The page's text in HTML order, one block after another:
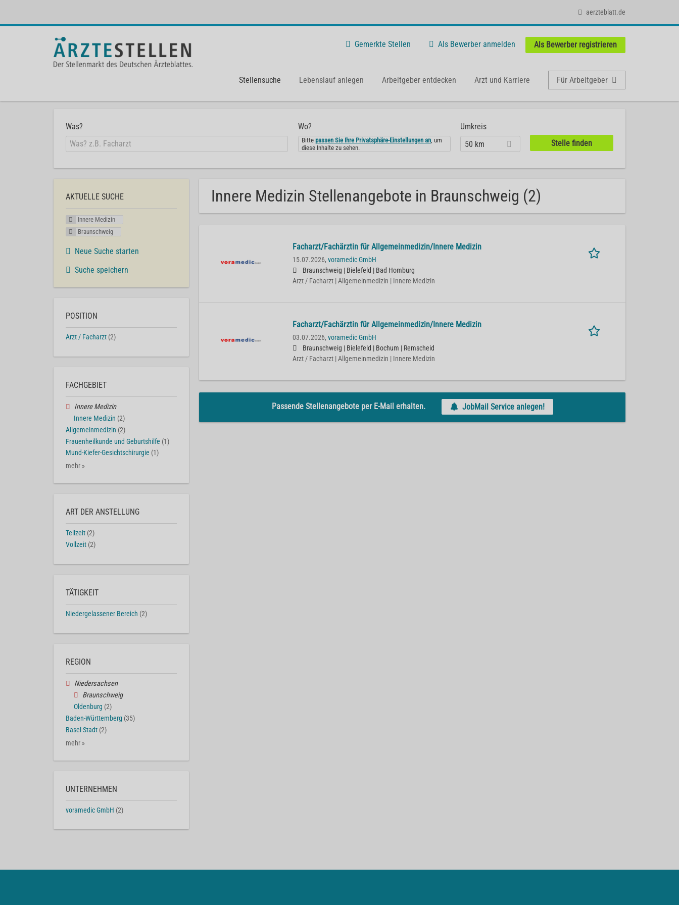
aerzteblatt.de
Gemerkte Stellen Als Bewerber anmelden Als Bewerber registrieren
Stellensuche Lebenslauf anlegen Arbeitgeber entdecken Arzt und Karriere Für Arbeitgeber
Was? Wo?
Bittepassen Sie Ihre Privatsphäre-Einstellungen an, um
diese Inhalte zu sehen.
Umkreis
50 km
Innere Medizin Stellenangebote in Braunschweig (2)
Facharzt/Fachärztin für Allgemeinmedizin/Innere Medizin
15.07.2026, voramedic GmbH
Braunschweig | Bielefeld | Bad Homburg
Arzt / Facharzt | Allgemeinmedizin | Innere Medizin
Facharzt/Fachärztin für Allgemeinmedizin/Innere Medizin
03.07.2026, voramedic GmbH
Braunschweig | Bielefeld | Bochum | Remscheid
Arzt / Facharzt | Allgemeinmedizin | Innere Medizin
Passende Stellenangebote per E-Mail erhalten. JobMail Service anlegen!
AKTUELLE SUCHE
Innere Medizin
Braunschweig
Neue Suche starten
Suche speichern
POSITION
Arzt / Facharzt (2)
FACHGEBIET
Innere Medizin
Innere Medizin (2)
Allgemeinmedizin (2)
Frauenheilkunde und Geburtshilfe (1)
Mund-Kiefer-Gesichtschirurgie (1)
mehr »
ART DER ANSTELLUNG
Teilzeit (2)
Vollzeit (2)
TÄTIGKEIT
Niedergelassener Bereich (2)
REGION
Niedersachsen
Braunschweig
Oldenburg (2)
Baden-Württemberg (35)
Basel-Stadt (2)
mehr »
UNTERNEHMEN
voramedic GmbH (2)